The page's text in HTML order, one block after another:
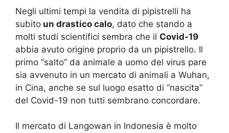
Negli ultimi tempi la vendita di pipistrelli ha
subito un drastico calo, dato che stando a
molti studi scientifici sembra che il Covid-19
abbia avuto origine proprio da un pipistrello. Il
primo “salto” da animale a uomo del virus pare
sia avvenuto in un mercato di animali a Wuhan,
in Cina, anche se sul luogo esatto di “nascita”
del Covid-19 non tutti sembrano concordare.
Il mercato di Langowan in Indonesia è molto